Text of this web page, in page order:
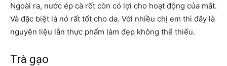
Ngoài ra, nước ép cà rốt còn có lợi cho hoạt động của mắt.
Và đặc biệt là nó rất tốt cho da. Với nhiều chị em thì đây là
nguyên liệu lẫn thực phẩm làm đẹp không thể thiếu.
Trà gạo